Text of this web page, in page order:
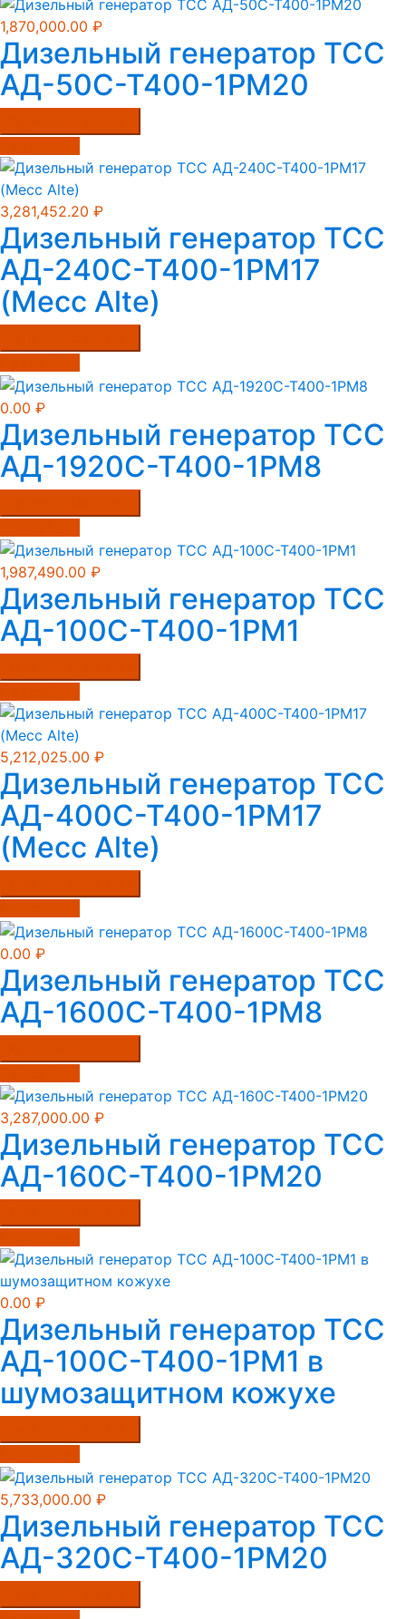
1,870,000.00 ₽
Дизельный генератор ТСС
АД-50С-Т400-1РМ20
3,281,452.20 ₽
Дизельный генератор ТСС
АД-240С-Т400-1РМ17
(Mecc Alte)
0.00 ₽
Дизельный генератор ТСС
АД-1920С-Т400-1РМ8
1,987,490.00 ₽
Дизельный генератор ТСС
АД-100С-Т400-1РМ1
5,212,025.00 ₽
Дизельный генератор ТСС
АД-400С-Т400-1РМ17
(Mecc Alte)
0.00 ₽
Дизельный генератор ТСС
АД-1600С-Т400-1РМ8
3,287,000.00 ₽
Дизельный генератор ТСС
АД-160С-Т400-1РМ20
0.00 ₽
Дизельный генератор ТСС
АД-100С-Т400-1РМ1 в
шумозащитном кожухе
5,733,000.00 ₽
Дизельный генератор ТСС
АД-320С-Т400-1РМ20